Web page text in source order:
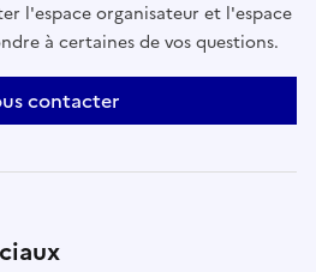
l'espace organisateur et l'espace
à certaines de vos questions.
contacter